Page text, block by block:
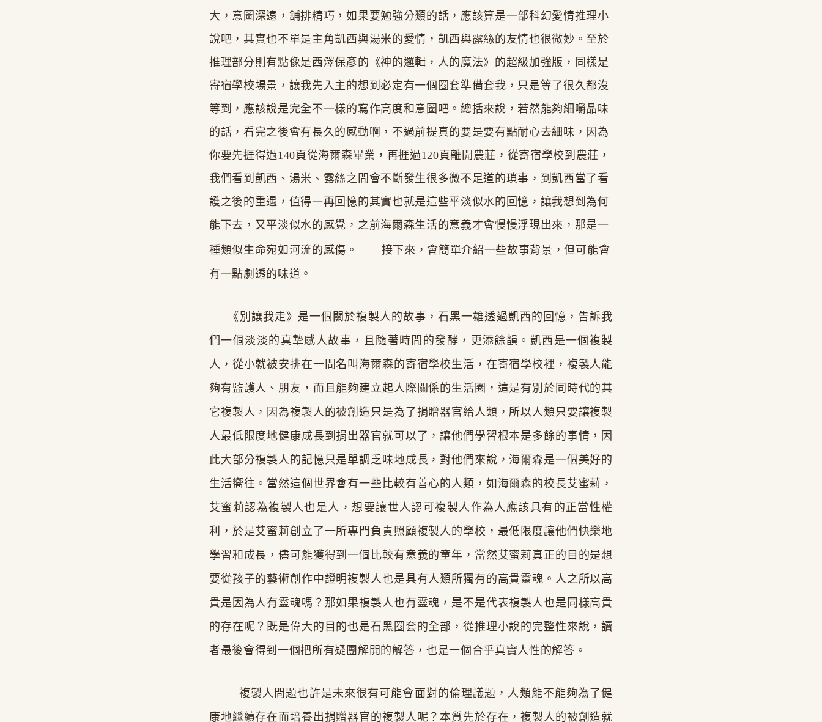
大，意圖深遠，舖排精巧，如果要勉強分類的話，應該算是一部科幻愛情推理小
說吧，其實也不單是主角凱西與湯米的愛情，凱西與露絲的友情也很微妙。至於
推理部分則有點像是西澤保彥的《神的邏輯，人的魔法》的超級加強版，同樣是
寄宿學校場景，讓我先入主的想到必定有一個圈套準備套我，只是等了很久都沒
等到，應該說是完全不一樣的寫作高度和意圖吧。總括來說，若然能夠細嚼品味
的話，看完之後會有長久的感動啊，不過前提真的要是要有點耐心去細味，因為
你要先捱得過140頁從海爾森畢業，再捱過120頁離開農莊，從寄宿學校到農莊，
我們看到凱西、湯米、露絲之間會不斷發生很多微不足道的瑣事，到凱西當了看
護之後的重遇，值得一再回憶的其實也就是這些平淡似水的回憶，讓我想到為何
能下去，又平淡似水的感覺，之前海爾森生活的意義才會慢慢浮現出來，那是一
種類似生命宛如河流的感傷。
接下來，會簡單介紹一些故事背景，但可能會
有一點劇透的味道。
《別讓我走》是一個關於複製人的故事，石黑一雄透過凱西的回憶，告訴我
們一個淡淡的真摯感人故事，且隨著時間的發酵，更添餘韻。凱西是一個複製
人，從小就被安排在一間名叫海爾森的寄宿學校生活，在寄宿學校裡，複製人能
夠有監護人、朋友，而且能夠建立起人際關係的生活圈，這是有別於同時代的其
它複製人，因為複製人的被創造只是為了捐贈器官給人類，所以人類只要讓複製
人最低限度地健康成長到捐出器官就可以了，讓他們學習根本是多餘的事情，因
此大部分複製人的記憶只是單調乏味地成長，對他們來說，海爾森是一個美好的
生活嚮往。當然這個世界會有一些比較有善心的人類，如海爾森的校長艾蜜莉，
艾蜜莉認為複製人也是人，想要讓世人認可複製人作為人應該具有的正當性權
利，於是艾蜜莉創立了一所專門負責照顧複製人的學校，最低限度讓他們快樂地
學習和成長，儘可能獲得到一個比較有意義的童年，當然艾蜜莉真正的目的是想
要從孩子的藝術創作中證明複製人也是具有人類所獨有的高貴靈魂。人之所以高
貴是因為人有靈魂嗎？那如果複製人也有靈魂，是不是代表複製人也是同樣高貴
的存在呢？既是偉大的目的也是石黑圈套的全部，從推理小說的完整性來說，讀
者最後會得到一個把所有疑團解開的解答，也是一個合乎真實人性的解答。
複製人問題也許是未來很有可能會面對的倫理議題，人類能不能夠為了健
康地繼續存在而培養出捐贈器官的複製人呢？本質先於存在，複製人的被創造就